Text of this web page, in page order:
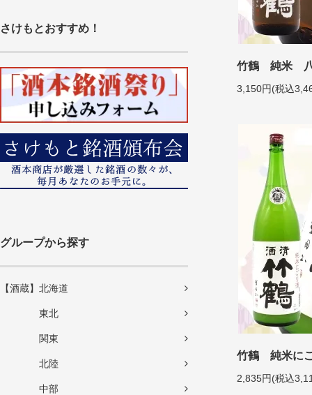
さけもとおすすめ！
グループから探す
【酒蔵】北海道
東北
関東
北陸
中部
竹鶴 純米
3,150円(税込
竹鶴 純米に
2,835円(税込